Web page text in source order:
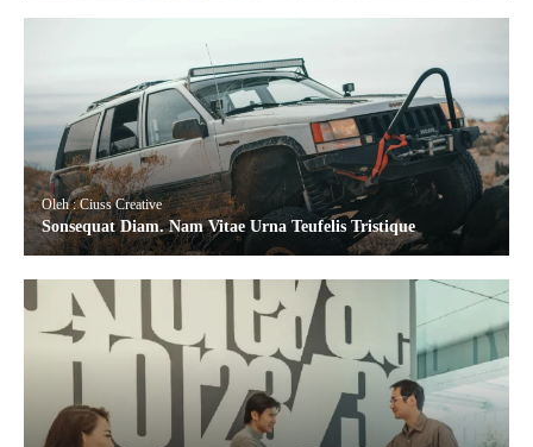
Oleh : Ciuss Creative
Sonsequat Diam. Nam Vitae Urna Teufelis Tristique